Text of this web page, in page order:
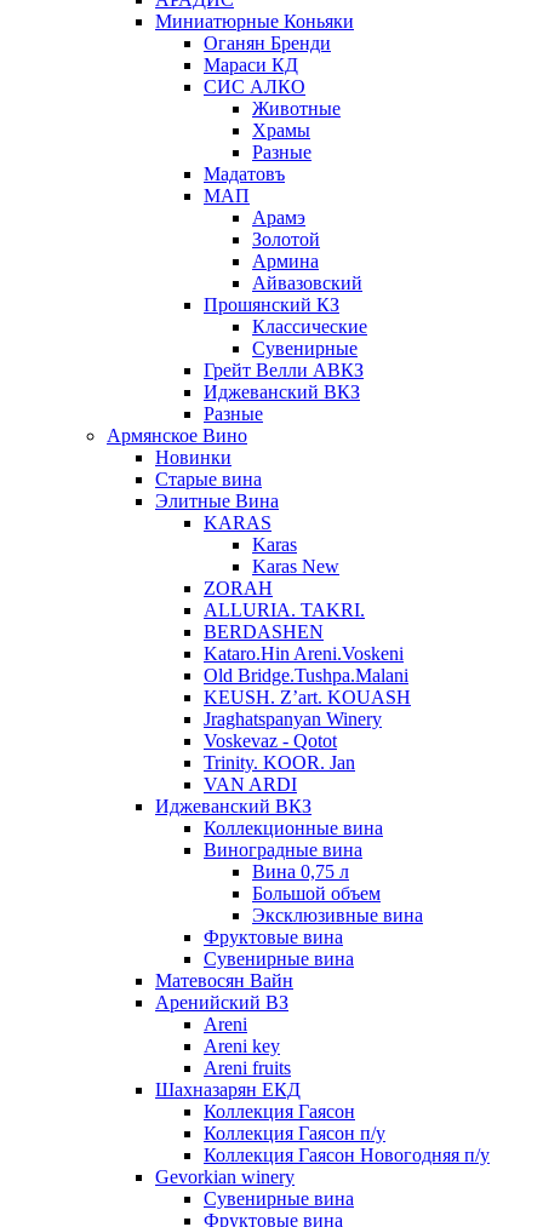
Миниатюрные Коньяки
Оганян Бренди
Мараси КД
СИС АЛКО
Животные
Храмы
Разные
Мадатовъ
МАП
Арамэ
Золотой
Армина
Айвазовский
Прошянский КЗ
Классические
Сувенирные
Грейт Велли АВКЗ
Иджеванский ВКЗ
Разные
Армянское Вино
Новинки
Старые вина
Элитные Вина
KARAS
Karas
Karas New
ZORAH
ALLURIA. TAKRI.
BERDASHEN
Kataro.Hin Areni.Voskeni
Old Bridge.Tushpa.Malani
KEUSH. Z’art. KOUASH
Jraghatspanyan Winery
Voskevaz - Qotot
Trinity. KOOR. Jan
VAN ARDI
Иджеванский ВКЗ
Коллекционные вина
Виноградные вина
Вина 0,75 л
Большой объем
Эксклюзивные вина
Фруктовые вина
Cувенирные вина
Матевосян Вайн
Аренийский ВЗ
Areni
Areni key
Areni fruits
Шахназарян ЕКД
Коллекция Гаясон
Коллекция Гаясон п/у
Коллекция Гаясон Новогодняя п/у
Gevorkian winery
Сувенирные вина
Фруктовые вина